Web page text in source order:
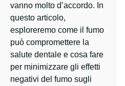
vanno molto d’accordo. In
questo articolo,
esploreremo come il fumo
può compromettere la
salute dentale e cosa fare
per minimizzare gli effetti
negativi del fumo sugli